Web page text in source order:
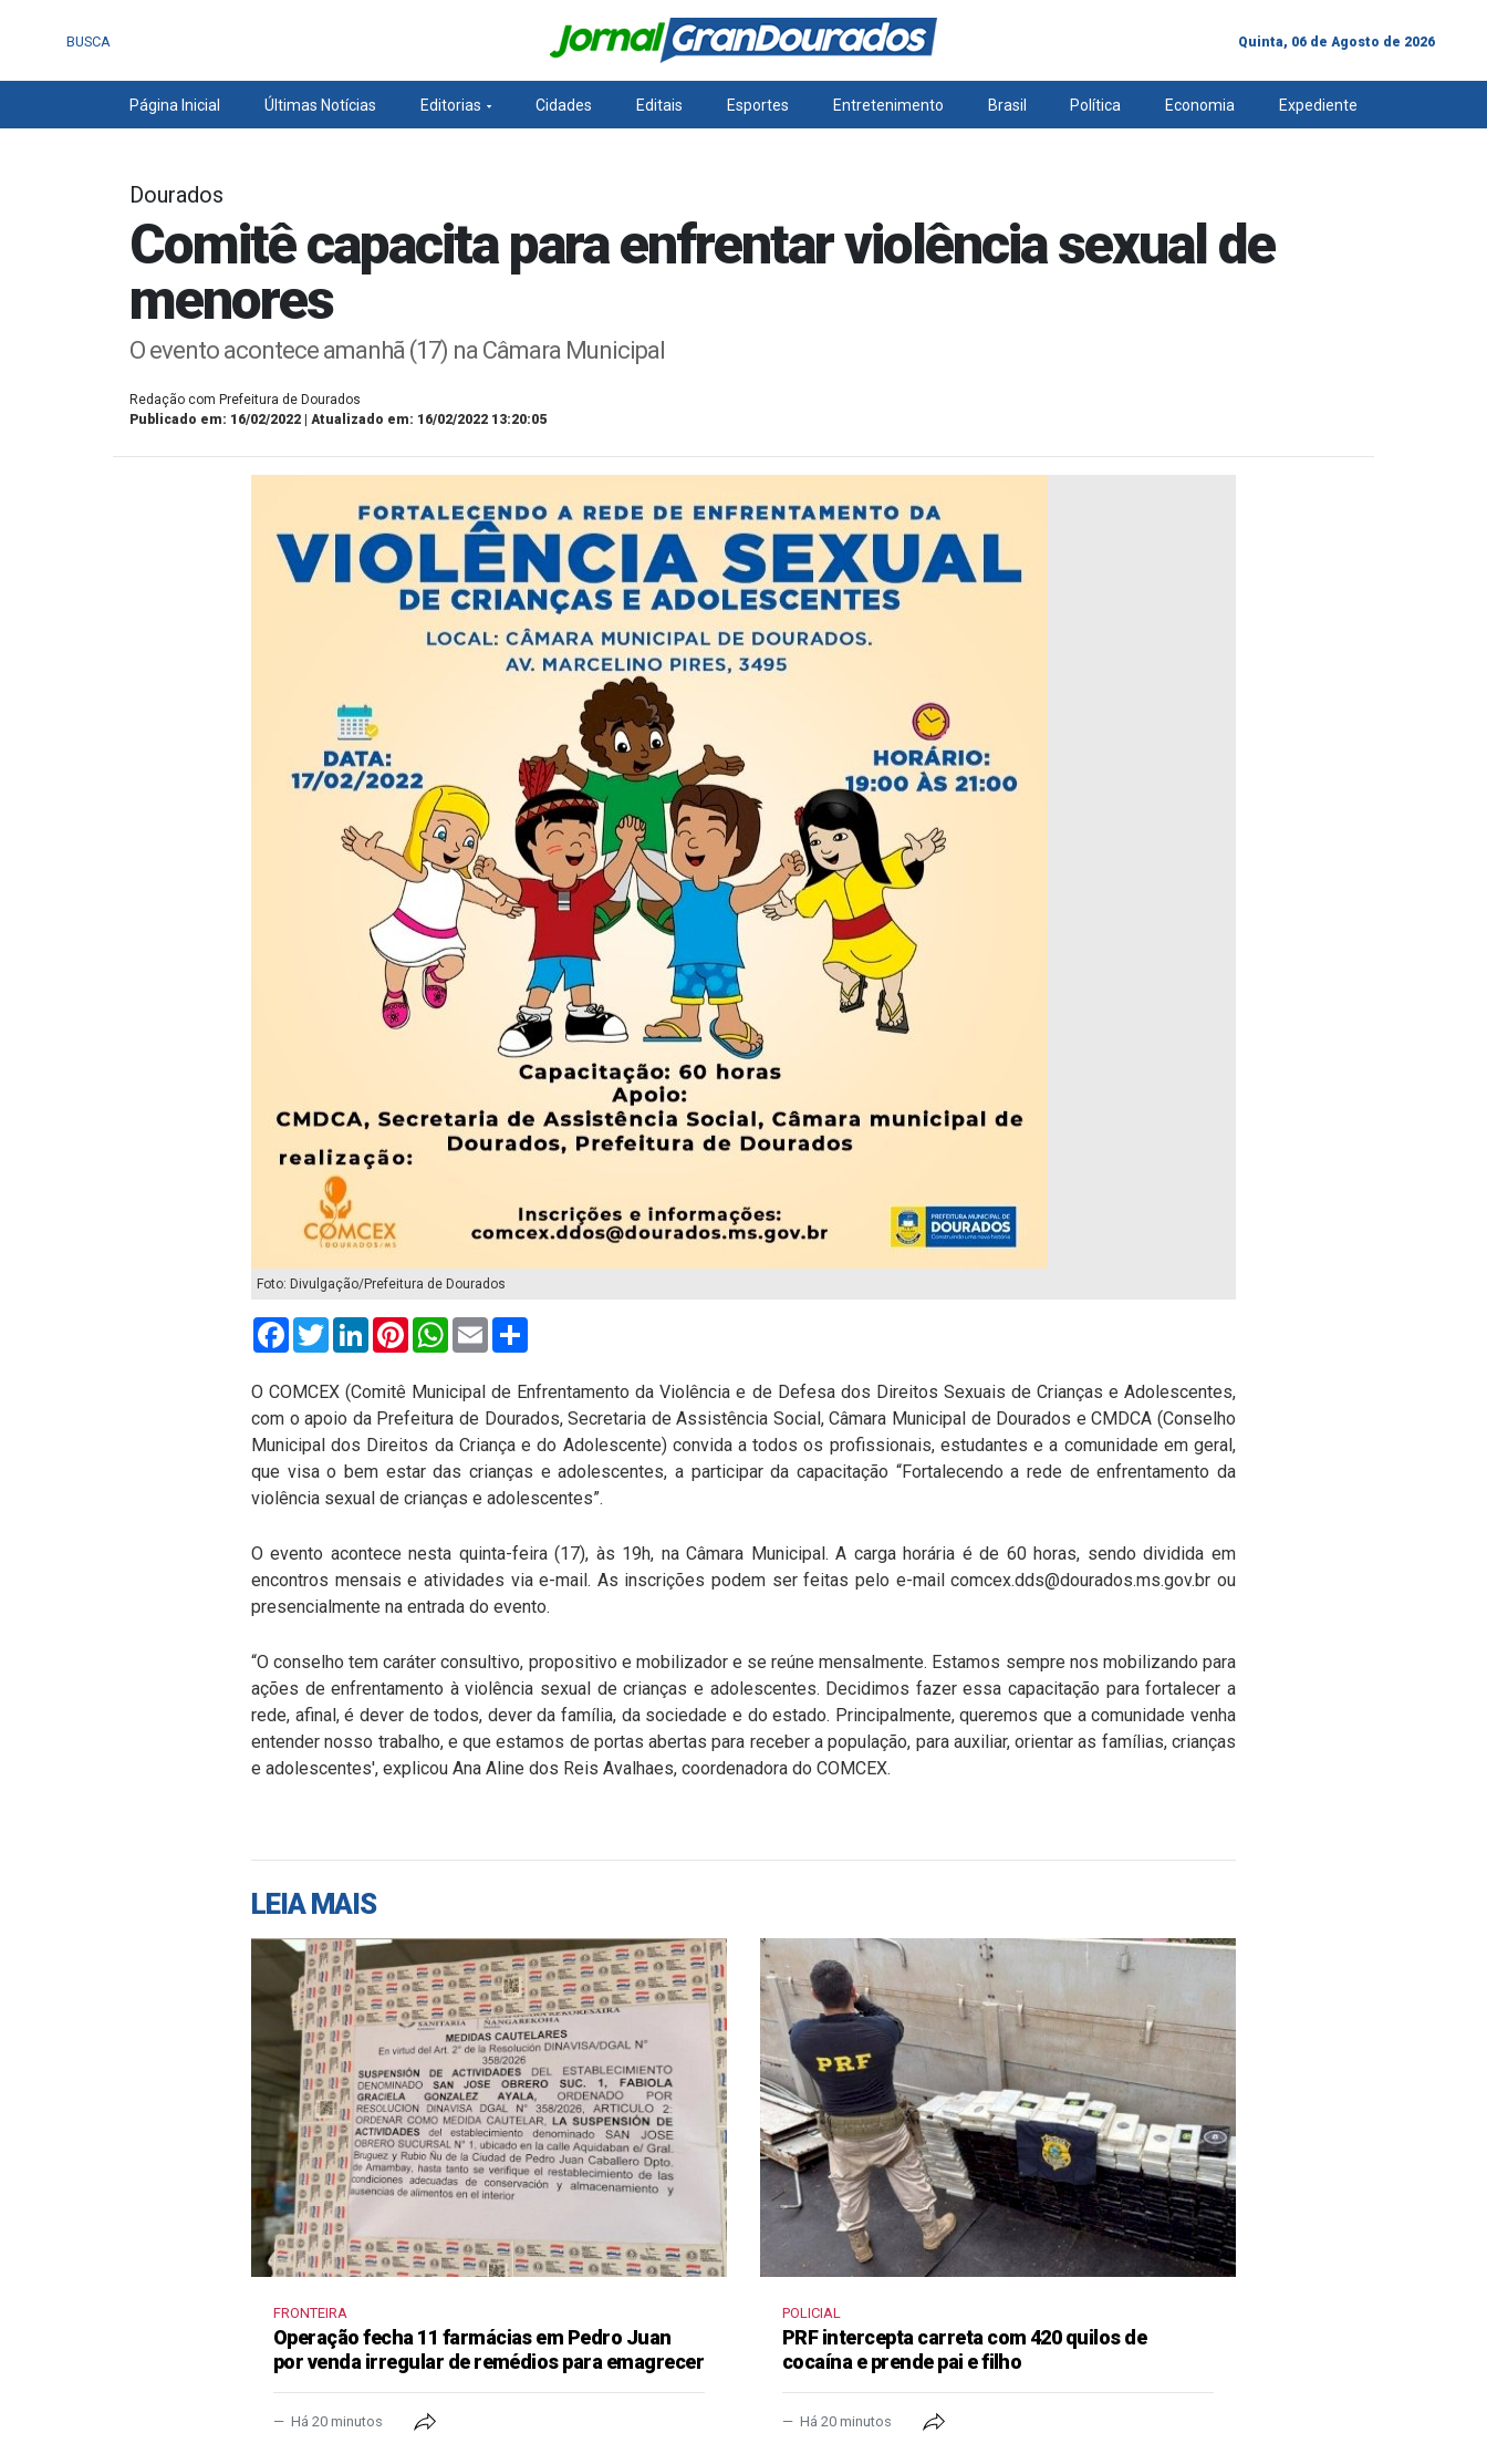
BUSCA Quinta, 06 de Agosto de 2026
Página Inicial Últimas Notícias Editorias Cidades Editais Esportes Entretenimento Brasil Política Economia Expediente
Dourados
Comitê capacita para enfrentar violência sexual de
menores
O evento acontece amanhã (17) na Câmara Municipal
Redação com Prefeitura de Dourados
Publicado em: 16/02/2022 | Atualizado em: 16/02/2022 13:20:05
Foto: Divulgação/Prefeitura de Dourados
FacebookTwitterLinkedInPinterestWhatsApp
Email
O COMCEX (Comitê Municipal de Enfrentamento da Violência e de Defesa dos Direitos Sexuais de Crianças e Adolescentes,
com o apoio da Prefeitura de Dourados, Secretaria de Assistência Social, Câmara Municipal de Dourados e CMDCA (Conselho
Municipal dos Direitos da Criança e do Adolescente) convida a todos os profissionais, estudantes e a comunidade em geral,
que visa o bem estar das crianças e adolescentes, a participar da capacitação “Fortalecendo a rede de enfrentamento da
violência sexual de crianças e adolescentes”.
O evento acontece nesta quinta-feira (17), às 19h, na Câmara Municipal. A carga horária é de 60 horas, sendo dividida em
encontros mensais e atividades via e-mail. As inscrições podem ser feitas pelo e-mailcomcex.dds@dourados.ms.gov.br ou
presencialmente na entrada do evento.
“O conselho tem caráter consultivo, propositivo e mobilizador e se reúne mensalmente. Estamos sempre nos mobilizando para
ações de enfrentamento à violência sexual de crianças e adolescentes. Decidimos fazer essa capacitação para fortalecer a
rede, afinal, é dever de todos, dever da família, da sociedade e do estado. Principalmente, queremos que a comunidade venha
entender nosso trabalho, e que estamos de portas abertas para receber a população, para auxiliar, orientar as famílias, crianças
e adolescentes', explicou Ana Aline dos Reis Avalhaes, coordenadora do COMCEX.
LEIA MAIS
FRONTEIRA
Operação fecha 11 farmácias em Pedro Juan
por venda irregular de remédios para emagrecer
Há 20 minutos
POLICIAL
PRF intercepta carreta com 420 quilos de
cocaína e prende pai e filho
Há 20 minutos